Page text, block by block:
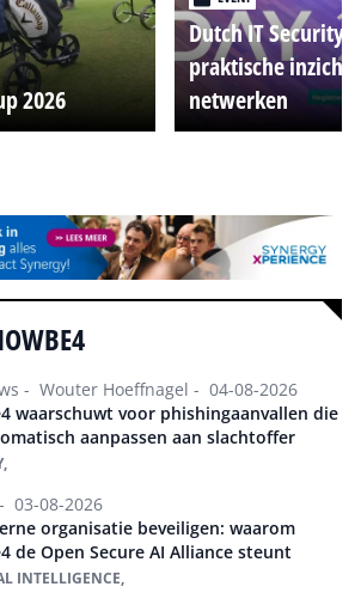
2026
Dutch IT Security
praktische
netwerken
- Wouter Hoeffnagel - 04-08-2026
waarschuwt voor phishingaanvallen die
aanpassen aan slachtoffer
03-08-2026
organisatie beveiligen: waarom
de Open Secure AI Alliance steunt
INTELLIGENCE,